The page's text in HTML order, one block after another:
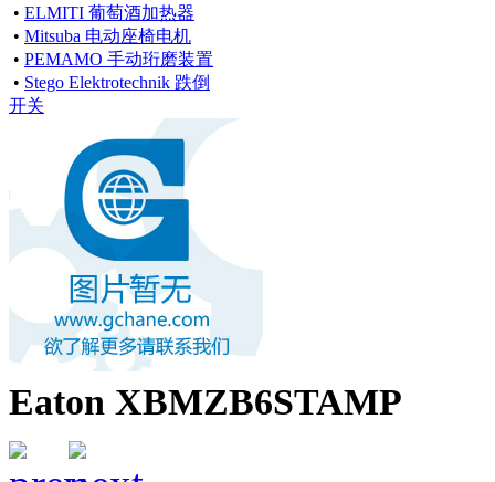
• ELMITI 葡萄酒加热器
• Mitsuba 电动座椅电机
• PEMAMO 手动珩磨装置
• Stego Elektrotechnik 跌倒
开关
Eaton XBMZB6STAMP